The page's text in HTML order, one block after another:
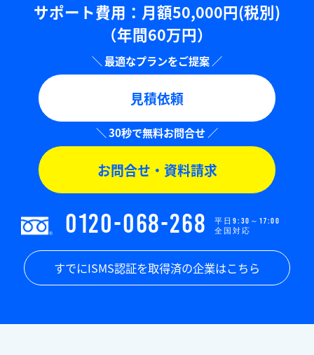
サポート費用：⽉額50,000円(税別)
（年間60万円）
見積依頼
お問合せ・資料請求
0120-068-268
平日9:30～17:00
全国対応
すでにISMS認証を取得済の企業はこちら